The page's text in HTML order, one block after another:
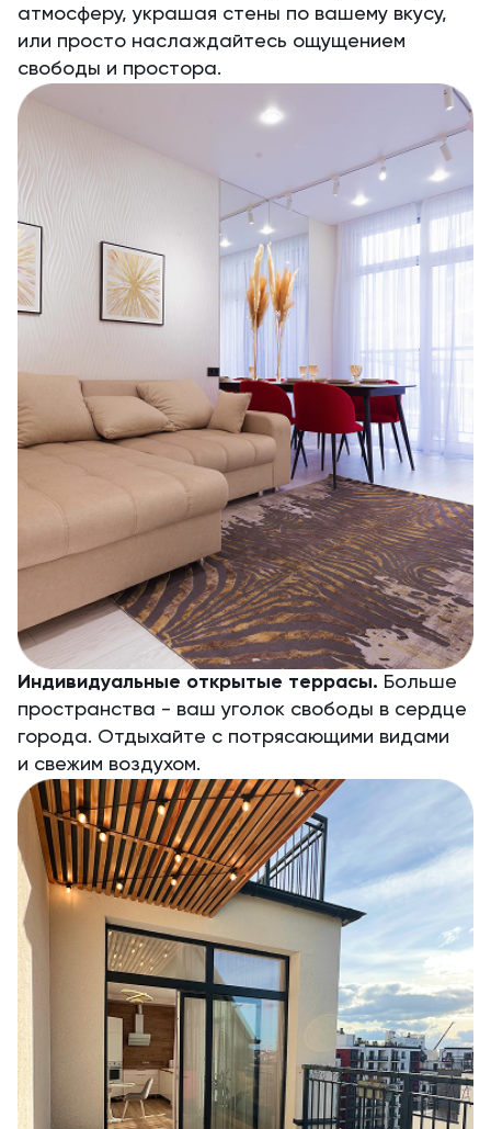
атмосферу, украшая стены по вашему вкусу,
или просто наслаждайтесь ощущением
свободы и простора.
Индивидуальные открытые террасы. Больше
пространства - ваш уголок свободы в сердце
города. Отдыхайте с потрясающими видами
и свежим воздухом.